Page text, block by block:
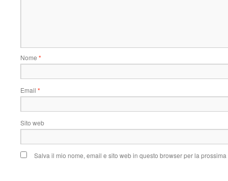
Nome *
Email *
Sito web
Salva il mio nome, email e sito web in questo browser per la